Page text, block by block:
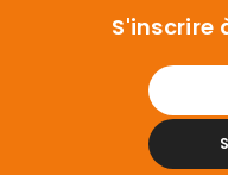
S'inscrire